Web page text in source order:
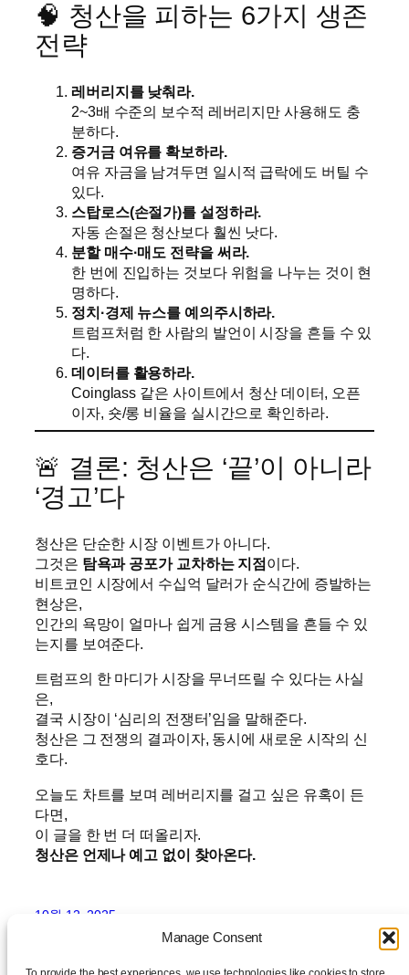
Manage Consent
🧠 청산을 피하는 6가지 생존
전략
레버리지를 낮춰라.
2~3배 수준의 보수적 레버리지만 사용해도 충
분하다.
증거금 여유를 확보하라.
여유 자금을 남겨두면 일시적 급락에도 버틸 수
있다.
스탑로스(손절가)를 설정하라.
자동 손절은 청산보다 훨씬 낫다.
분할 매수·매도 전략을 써라.
한 번에 진입하는 것보다 위험을 나누는 것이 현
명하다.
정치·경제 뉴스를 예의주시하라.
트럼프처럼 한 사람의 발언이 시장을 흔들 수 있
다.
데이터를 활용하라.
Coinglass 같은 사이트에서 청산 데이터, 오픈
이자, 숏/롱 비율을 실시간으로 확인하라.
🚨 결론: 청산은 ‘끝’이 아니라
‘경고’다
청산은 단순한 시장 이벤트가 아니다.
그것은 탐욕과 공포가 교차하는 지점이다.
비트코인 시장에서 수십억 달러가 순식간에 증발하는
현상은,
인간의 욕망이 얼마나 쉽게 금융 시스템을 흔들 수 있
는지를 보여준다.
트럼프의 한 마디가 시장을 무너뜨릴 수 있다는 사실
은,
결국 시장이 ‘심리의 전쟁터’임을 말해준다.
청산은 그 전쟁의 결과이자, 동시에 새로운 시작의 신
호다.
오늘도 차트를 보며 레버리지를 걸고 싶은 유혹이 든
다면,
이 글을 한 번 더 떠올리자.
청산은 언제나 예고 없이 찾아온다.
10월 12, 2025